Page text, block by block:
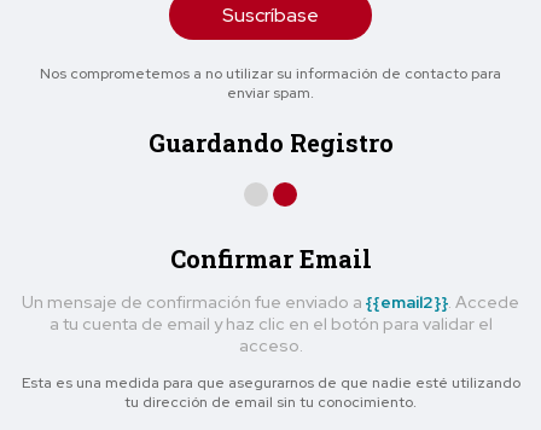
Suscríbase
Nos comprometemos a no utilizar su información de contacto para
enviar spam.
Guardando Registro
Confirmar Email
Un mensaje de confirmación fue enviado a {{email2}} . Accede
a tu cuenta de email y haz clic en el botón para validar el
acceso.
Esta es una medida para que asegurarnos de que nadie esté utilizando
tu dirección de email sin tu conocimiento.